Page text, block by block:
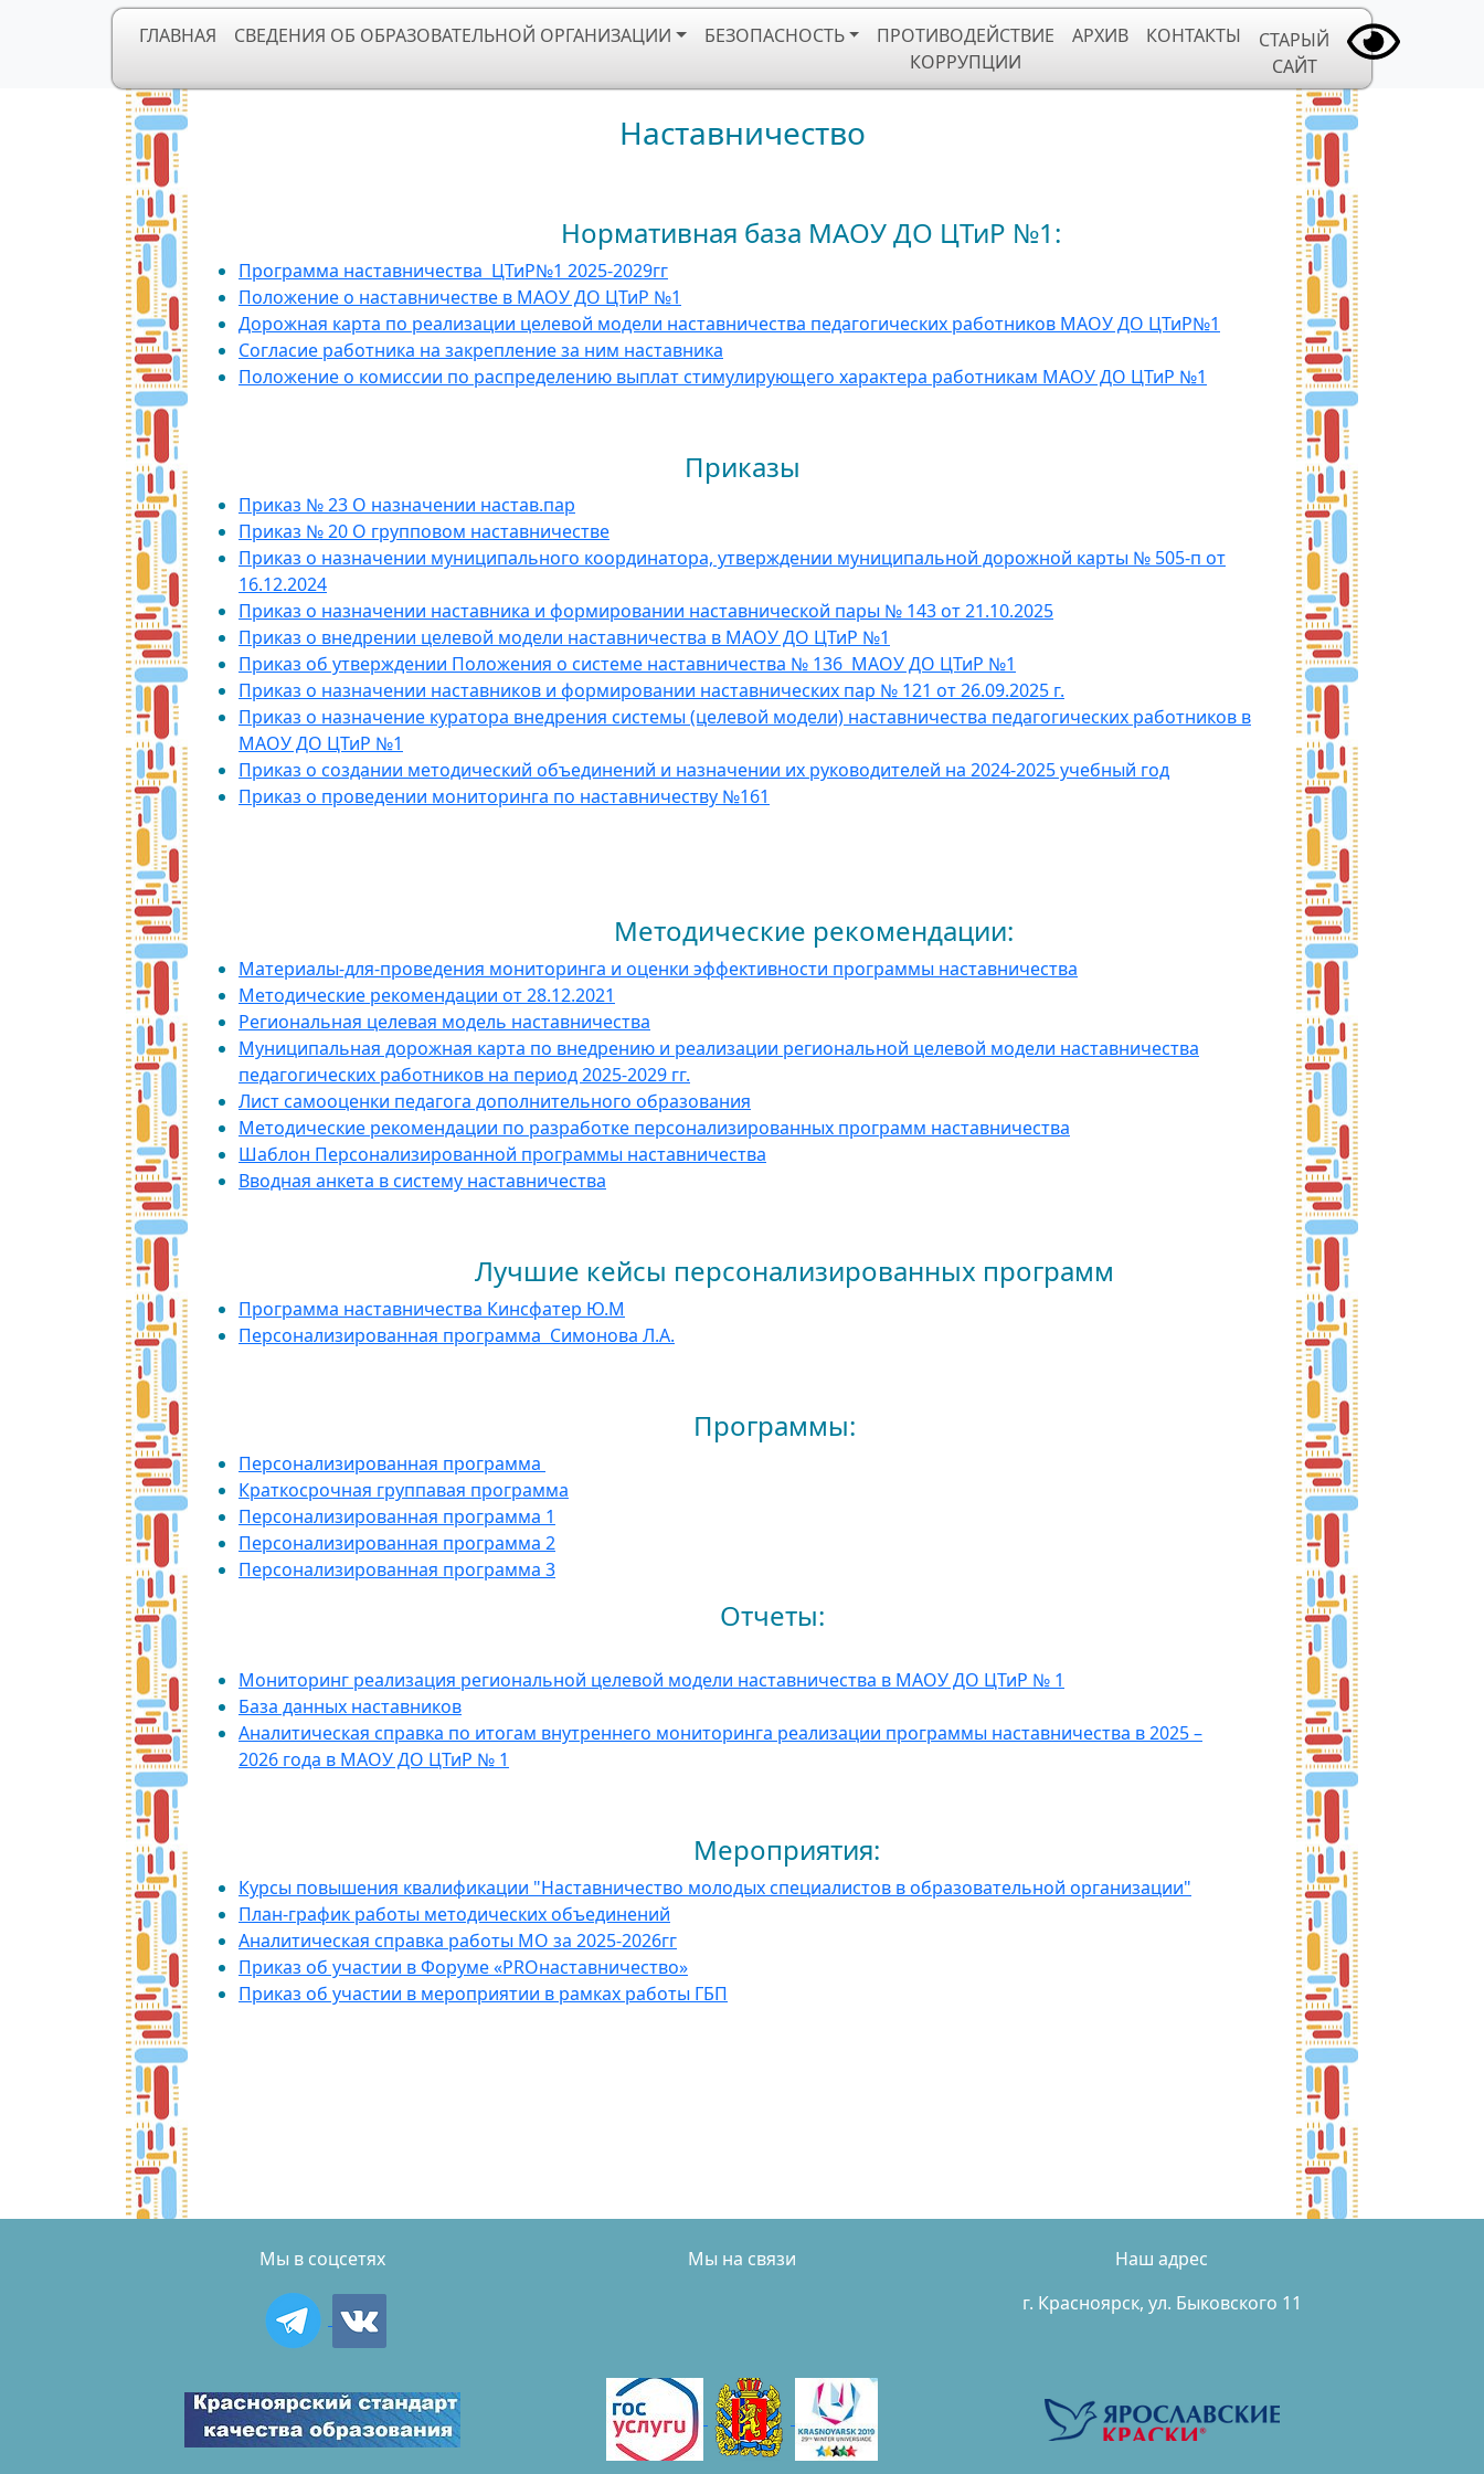
ГЛАВНАЯ СВЕДЕНИЯ ОБ ОБРАЗОВАТЕЛЬНОЙ ОРГАНИЗАЦИИ БЕЗОПАСНОСТЬ
ПРОТИВОДЕЙСТВИЕ
КОРРУПЦИИ
АРХИВ КОНТАКТЫ
СТАРЫЙ
САЙТ
Наставничество
Нормативная база МАОУ ДО ЦТиР №1:
Программа наставничества ЦТиР№1 2025-2029гг
Положение о наставничестве в МАОУ ДО ЦТиР №1
Дорожная карта по реализации целевой модели наставничества педагогических работников МАОУ ДО ЦТиР№1
Согласие работника на закрепление за ним наставника
Положение о комиссии по распределению выплат стимулирующего характера работникам МАОУ ДО ЦТиР №1
Приказы
Приказ № 23 О назначении настав.пар
Приказ № 20 О групповом наставничестве
Приказ о назначении муниципального координатора, утверждении муниципальной дорожной карты № 505-п от
16.12.2024
Приказ о назначении наставника и формировании наставнической пары № 143 от 21.10.2025
Приказ о внедрении целевой модели наставничества в МАОУ ДО ЦТиР №1
Приказ об утверждении Положения о системе наставничества № 136 МАОУ ДО ЦТиР №1
Приказ о назначении наставников и формировании наставнических пар № 121 от 26.09.2025 г.
Приказ о назначение куратора внедрения системы (целевой модели) наставничества педагогических работников в
МАОУ ДО ЦТиР №1
Приказ о создании методический объединений и назначении их руководителей на 2024-2025 учебный год
Приказ о проведении мониторинга по наставничеству №161
Методические рекомендации:
Материалы-для-проведения мониторинга и оценки эффективности программы наставничества
Методические рекомендации от 28.12.2021
Региональная целевая модель наставничества
Муниципальная дорожная карта по внедрению и реализации региональной целевой модели наставничества
педагогических работников на период 2025-2029 гг.
Лист самооценки педагога дополнительного образования
Методические рекомендации по разработке персонализированных программ наставничества
Шаблон Персонализированной программы наставничества
Вводная анкета в систему наставничества
Лучшие кейсы персонализированных программ
Программа наставничества Кинсфатер Ю.М
Персонализированная программа Симонова Л.А.
Программы:
Персонализированная программа
Краткосрочная группавая программа
Персонализированная программа 1
Персонализированная программа 2
Персонализированная программа 3
Отчеты:
Мониторинг реализация региональной целевой модели наставничества в МАОУ ДО ЦТиР № 1
База данных наставников
Аналитическая справка по итогам внутреннего мониторинга реализации программы наставничества в 2025 –
2026 года в МАОУ ДО ЦТиР № 1
​ Мероприятия: ​​
Курсы повышения квалификации "Наставничество молодых специалистов в образовательной организации"
План-график работы методических объединений
Аналитическая справка работы МО за 2025-2026гг
Приказ об участии в Форуме «PROнаставничество»
Приказ об участии в мероприятии в рамках работы ГБП
Мы в соцсетях Мы на связи
Наш адрес
г. Красноярск, ул. Быковского 11